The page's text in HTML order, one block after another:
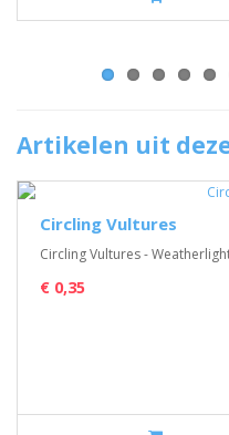
Artikelen uit
Circling Vultures
Circling Vultures -
€ 0,35